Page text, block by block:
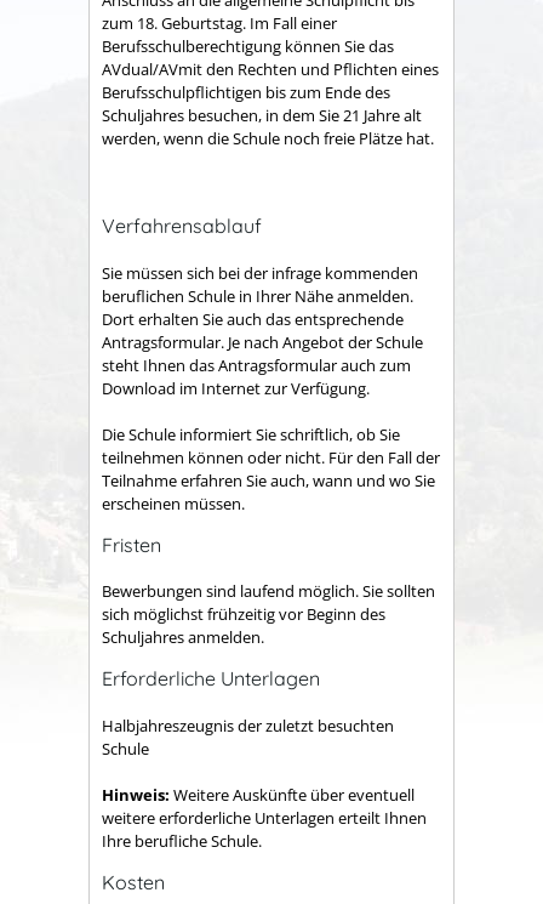
zum 18. Geburtstag. Im Fall einer
Berufsschulberechtigung können Sie das
AVdual/AVmit den Rechten und Pflichten eines
Berufsschulpflichtigen bis zum Ende des
Schuljahres besuchen, in dem Sie 21 Jahre alt
werden, wenn die Schule noch freie Plätze hat.
Verfahrensablauf
Sie müssen sich bei der infrage kommenden
beruflichen Schule in Ihrer Nähe anmelden.
Dort erhalten Sie auch das entsprechende
Antragsformular. Je nach Angebot der Schule
steht Ihnen das Antragsformular auch zum
Download im Internet zur Verfügung.
Die Schule informiert Sie schriftlich, ob Sie
teilnehmen können oder nicht. Für den Fall der
Teilnahme erfahren Sie auch, wann und wo Sie
erscheinen müssen.
Fristen
Bewerbungen sind laufend möglich. Sie sollten
sich möglichst frühzeitig vor Beginn des
Schuljahres anmelden.
Erforderliche Unterlagen
Halbjahreszeugnis der zuletzt besuchten
Schule
Hinweis: Weitere Auskünfte über eventuell
weitere erforderliche Unterlagen erteilt Ihnen
Ihre berufliche Schule.
Kosten